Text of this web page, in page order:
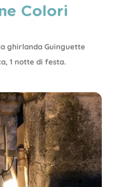
Colori
ghirlanda Guinguette
1 notte di festa.